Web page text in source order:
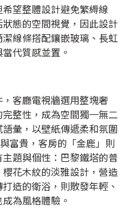
望整體設計避免繁縟線
態的空間視覺，因此設計
線條搭配鑲嵌玻璃、長虹
代質感並置。
客廳電視牆選用整塊奢
整性，成為空間獨一無二
彙，以壁紙傳遞柔和氛圍
富貴，客房的「金鹿」則
題與個性：巴黎鐵塔的普
花木紋的淡雅設計，營造
造的衛浴，則散發年輕、
為風格體驗。